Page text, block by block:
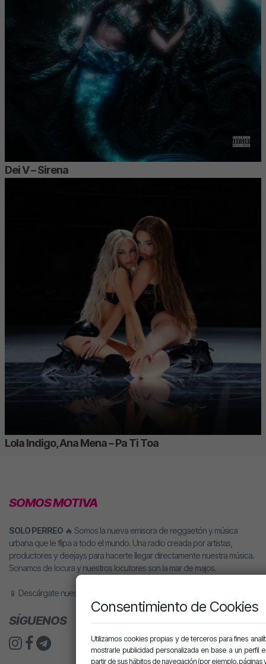
Dei V – Sirena
Lola Indigo, Ana Mena – Pa Ti Toa
SOMOS MOTIVA
SOLO PERREO 🔥 Somos la nueva emisora de reggaetón y música
urbana que le flipa a todo el mundo. Una radio creada por artistas,
productores y deejays para hacerte llegar directamente nuestra música.
Sonamos de locura y nuestros locutores son la mar de majos.
📱 Descárgate nuestra app o pídele motiva a tu altavoz inteligente.
SÍGUENOS
Consentimiento de Cookies
Utilizamos cookies propias y de terceros para fines
mostrarle publicidad personalizada en base a un perfil
partir de sus hábitos de navegación (por ejemplo, páginas